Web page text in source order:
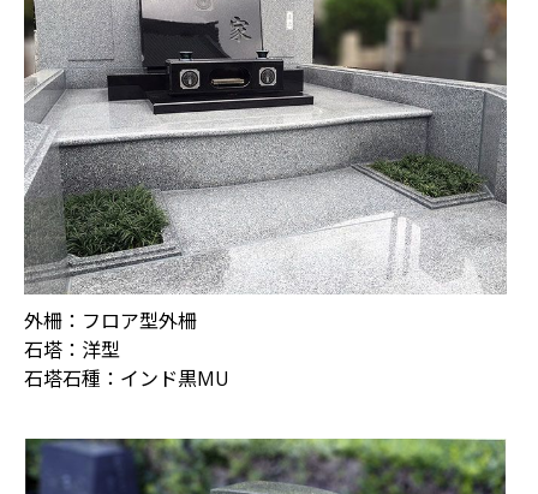
外柵：フロア型外柵
石塔：洋型
石塔石種：インド黒MU